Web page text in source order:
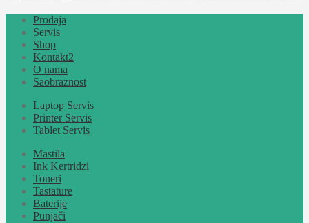
Prodaja
Servis
Shop
Kontakt2
O nama
Saobraznost
Laptop Servis
Printer Servis
Tablet Servis
Mastila
Ink Kertridzi
Toneri
Tastature
Baterije
Punjači